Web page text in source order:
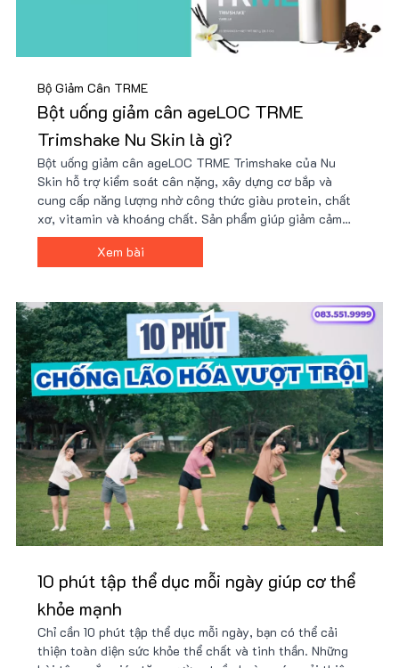
Bộ Giảm Cân TRME
Bột uống giảm cân ageLOC TRME
Trimshake Nu Skin là gì?
Bột uống giảm cân ageLOC TRME Trimshake của Nu
Skin hỗ trợ kiểm soát cân nặng, xây dựng cơ bắp và
cung cấp năng lượng nhờ công thức giàu protein, chất
xơ, vitamin và khoáng chất. Sản phẩm giúp giảm cảm
giác thèm ăn, tăng cường trao đổi chất và phù hợp với
người bận rộn hoặc tập luyện. Giá tốt tại Nu88!
Xem bài
10 phút tập thể dục mỗi ngày giúp cơ thể
khỏe mạnh
Chỉ cần 10 phút tập thể dục mỗi ngày, bạn có thể cải
thiện toàn diện sức khỏe thể chất và tinh thần. Những